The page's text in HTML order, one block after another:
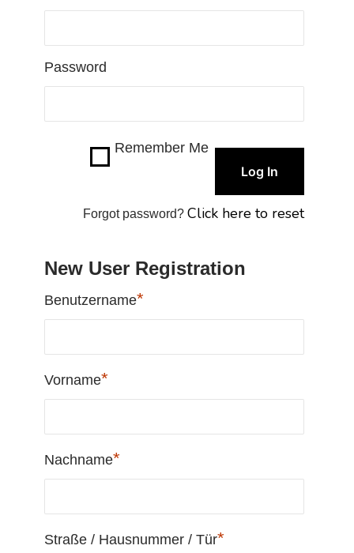
Password
Remember Me
Forgot password?Click here to reset
New User Registration
Benutzername*
Vorname*
Nachname*
Straße / Hausnummer / Tür*